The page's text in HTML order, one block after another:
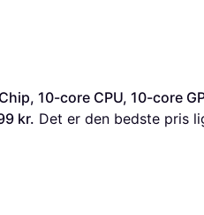
10-core CPU, 10-core
kr. Det er den bedste pris